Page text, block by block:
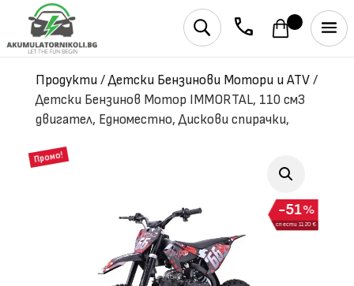
phone
U
Продукти/Детски Бензинови Мотори и ATV/
Детски Бензинов Мотор IMMORTAL, 110 cм3
двигател, Едноместно, Дискови спирачки,
Промо!
%
51
спести 1120 €